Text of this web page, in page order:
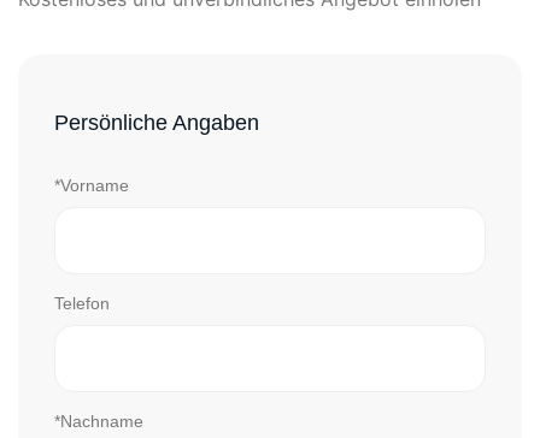
Persönliche Angaben
*Vorname
Telefon
*Nachname